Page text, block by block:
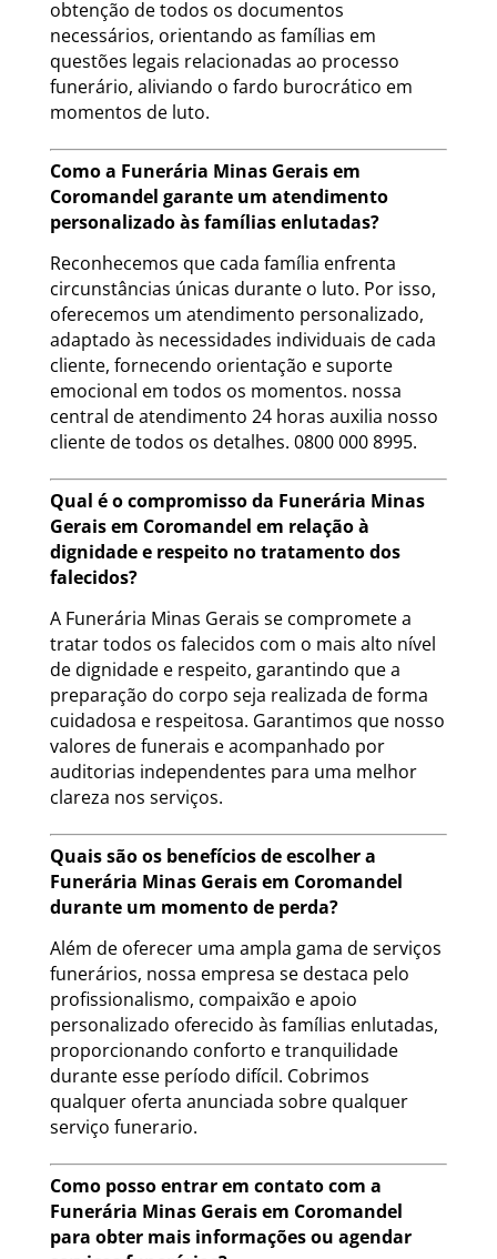
obtenção de todos os documentos
necessários, orientando as famílias em
questões legais relacionadas ao processo
funerário, aliviando o fardo burocrático em
momentos de luto.
Como a Funerária Minas Gerais em
Coromandel garante um atendimento
personalizado às famílias enlutadas?
Reconhecemos que cada família enfrenta
circunstâncias únicas durante o luto. Por isso,
oferecemos um atendimento personalizado,
adaptado às necessidades individuais de cada
cliente, fornecendo orientação e suporte
emocional em todos os momentos. nossa
central de atendimento 24 horas auxilia nosso
cliente de todos os detalhes. 0800 000 8995.
Qual é o compromisso da Funerária Minas
Gerais em Coromandel em relação à
dignidade e respeito no tratamento dos
falecidos?
A Funerária Minas Gerais se compromete a
tratar todos os falecidos com o mais alto nível
de dignidade e respeito, garantindo que a
preparação do corpo seja realizada de forma
cuidadosa e respeitosa. Garantimos que nosso
valores de funerais e acompanhado por
auditorias independentes para uma melhor
clareza nos serviços.
Quais são os benefícios de escolher a
Funerária Minas Gerais em Coromandel
durante um momento de perda?
Além de oferecer uma ampla gama de serviços
funerários, nossa empresa se destaca pelo
profissionalismo, compaixão e apoio
personalizado oferecido às famílias enlutadas,
proporcionando conforto e tranquilidade
durante esse período difícil. Cobrimos
qualquer oferta anunciada sobre qualquer
serviço funerario.
Como posso entrar em contato com a
Funerária Minas Gerais em Coromandel
para obter mais informações ou agendar